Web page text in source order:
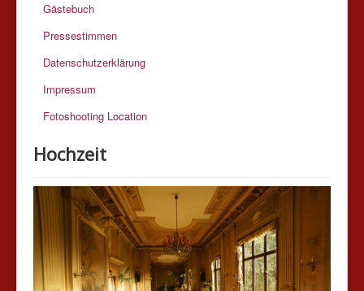
Gästebuch
Pressestimmen
Datenschutzerklärung
Impressum
Fotoshooting Location
Hochzeit